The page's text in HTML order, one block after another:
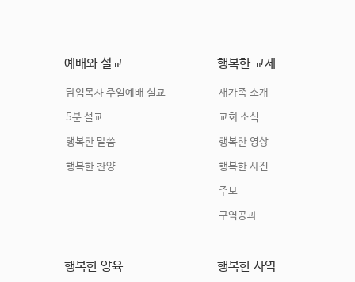
예배와 설교
담임목사 주일예배 설교
5분 설교
행복한 말씀
행복한 찬양
행복한 교제
새가족 소개
교회 소식
행복한 영상
행복한 사진
주보
구역공과
행복한 양육 행복한 사역